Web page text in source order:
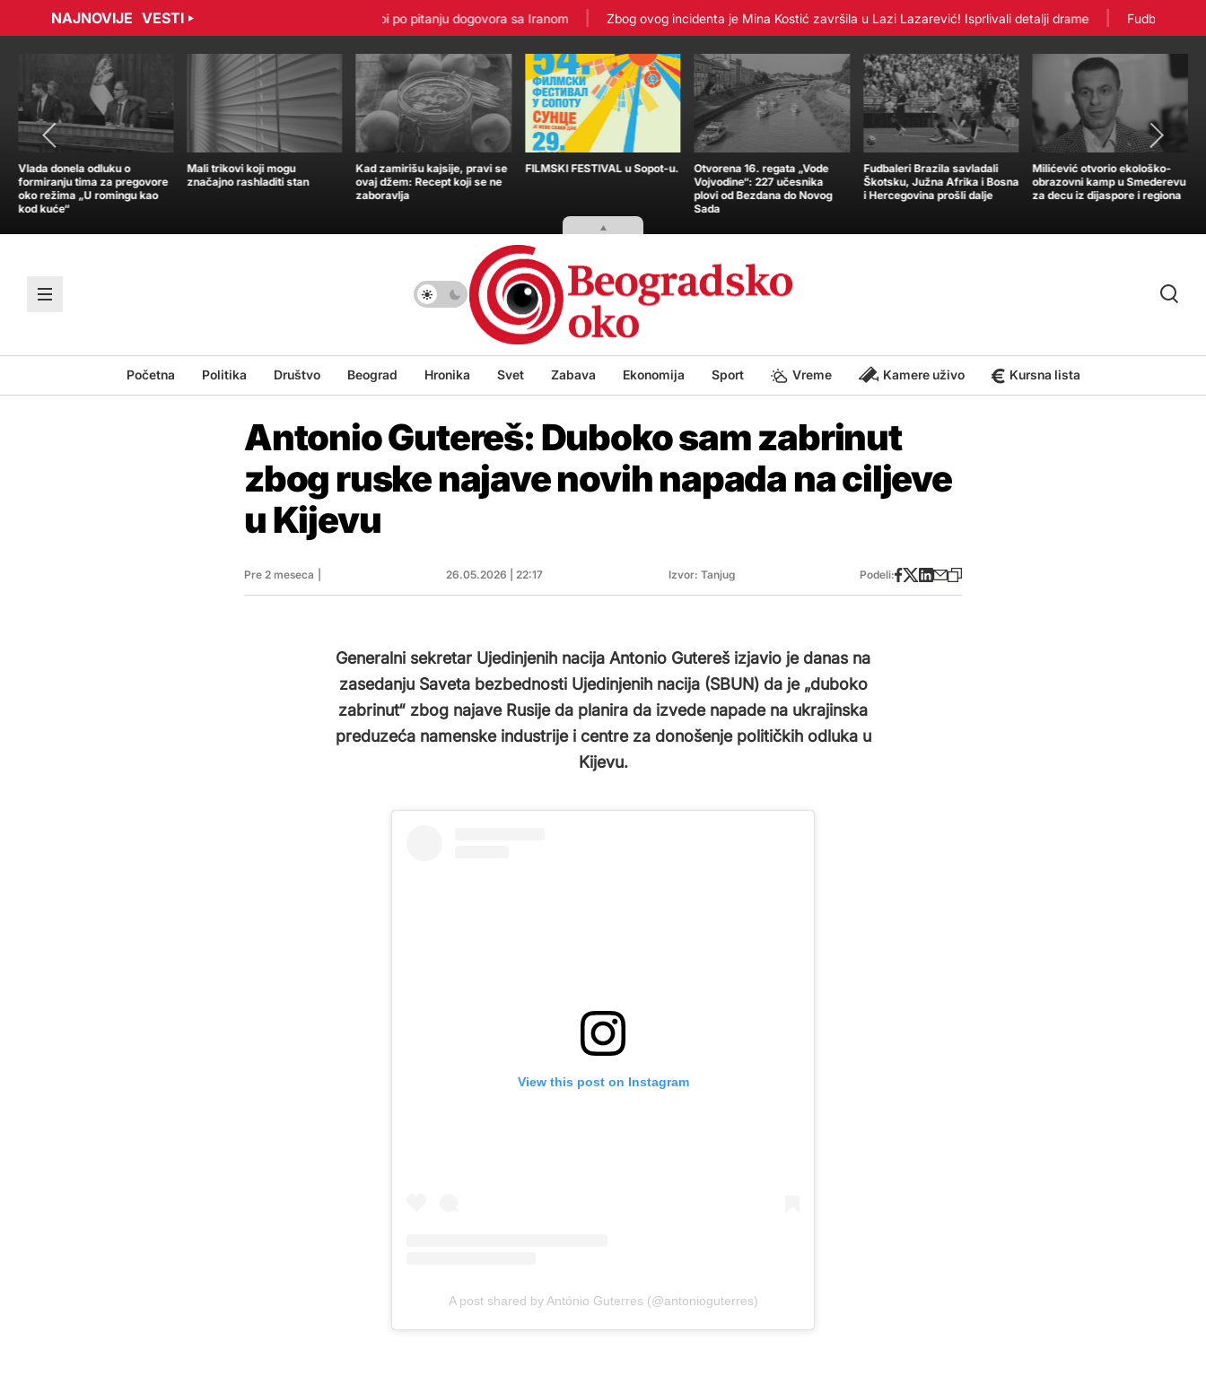
NAJNOVIJE VESTI
sporazumno raskinuli ugovor Tramp: Nisam u žurbi po pitanju dogovora sa Iranom Zbog ovog incidenta je Mina Kostić završila u Lazi Lazarević! Isprlivali detalji drame Fudbaleri
Vlada donela odluku o
formiranju tima za pregovore
oko režima „U romingu kao
kod kuće“
Mali trikovi koji mogu
značajno rashladiti stan
Kad zamirišu kajsije, pravi se
ovaj džem: Recept koji se ne
zaboravlja
FILMSKI FESTIVAL u Sopot-u.
Otvorena 16. regata „Vode
Vojvodine“: 227 učesnika
plovi od Bezdana do Novog
Sada
Fudbaleri Brazila savladali
Škotsku, Južna Afrika i Bosna
i Hercegovina prošli dalje
Milićević otvorio ekološko-
obrazovni kamp u Smederevu
za decu iz dijaspore i regiona
Početna Politika Društvo Beograd Hronika Svet Zabava Ekonomija Sport Vreme Kamere uživo Kursna lista
Antonio Gutereš: Duboko sam zabrinut
zbog ruske najave novih napada na ciljeve
u Kijevu
Pre 2 meseca 26.05.2026 | 22:17 Izvor: Tanjug Podeli:
Generalni sekretar Ujedinjenih nacija Antonio Gutereš izjavio je danas na
zasedanju Saveta bezbednosti Ujedinjenih nacija (SBUN) da je „duboko
zabrinut“ zbog najave Rusije da planira da izvede napade na ukrajinska
preduzeća namenske industrije i centre za donošenje političkih odluka u
Kijevu.
View this post on Instagram
A post shared by António Guterres (@antonioguterres)